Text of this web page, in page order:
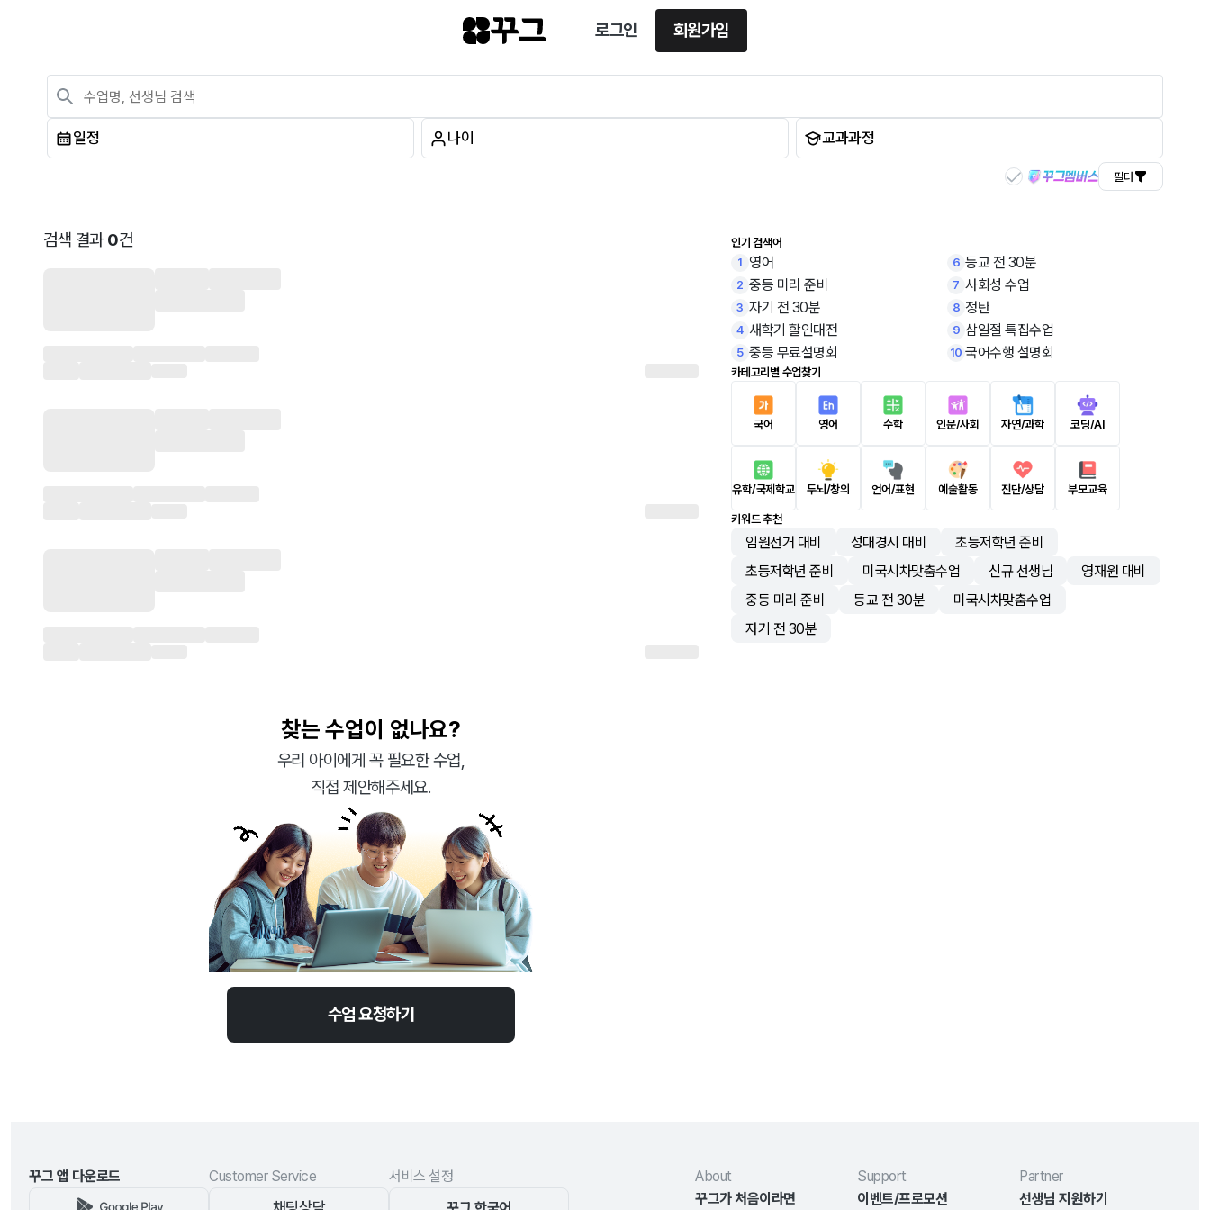
로그인 회원가입
일정 나이 교과과정
필터
검색 결과0건
찾는 수업이 없나요?
우리 아이에게 꼭 필요한 수업,
직접 제안해주세요.
수업 요청하기
인기 검색어
1 영어
2 중등 미리 준비
3 자기 전 30분
4 새학기 할인대전
5 중등 무료설명회
6 등교 전 30분
7 사회성 수업
8 정탄
9 삼일절 특집수업
10 국어수행 설명회
카테고리별 수업찾기
국어 영어 수학 인문/사회 자연/과학 코딩/AI
유학/국제학교 두뇌/창의 언어/표현 예술활동 진단/상담 부모교육
키워드 추천
임원선거 대비 성대경시 대비
초등저학년 준비
초등저학년 준비
미국시차맞춤수업 신규 선생님
영재원 대비
중등 미리 준비
등교 전 30분
미국시차맞춤수업
자기 전 30분
꾸그 앱 다운로드 Customer Service
서비스 설정
About
꾸그가 처음이라면
Support
이벤트/프로모션
Partner
선생님 지원하기